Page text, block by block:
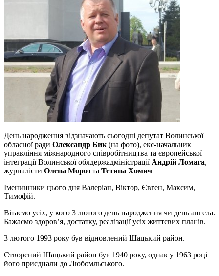
День народження відзначають сьогодні депутат Волинської
обласної ради Олександр Бик (на фото), екс-начальник
управління міжнародного співробітництва та європейської
інтеграції Волинської облдержадміністрації Андрій Ломага,
журналісти Олена Мороз та Тетяна Хомич.
Іменинники цього дня Валеріан, Віктор, Євген, Максим,
Тимофій.
Вітаємо усіх, у кого 3 лютого день народження чи день ангела.
Бажаємо здоров’я, достатку, реалізації усіх життєвих планів.
3 лютого 1993 року був відновлений Шацький район.
Створений Шацький район був 1940 року, однак у 1963 році
його приєднали до Любомльського.